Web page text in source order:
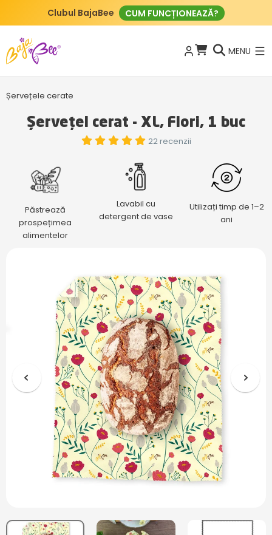
Clubul BajaBee CUM FUNCȚIONEAZĂ?
MENU
Șervețele cerate
Șervețel cerat - XL, Flori, 1 buc
22 recenzii
Păstrează
prospețimea
alimentelor
Lavabil cu
detergent de vase
Utilizați timp de 1–2
ani